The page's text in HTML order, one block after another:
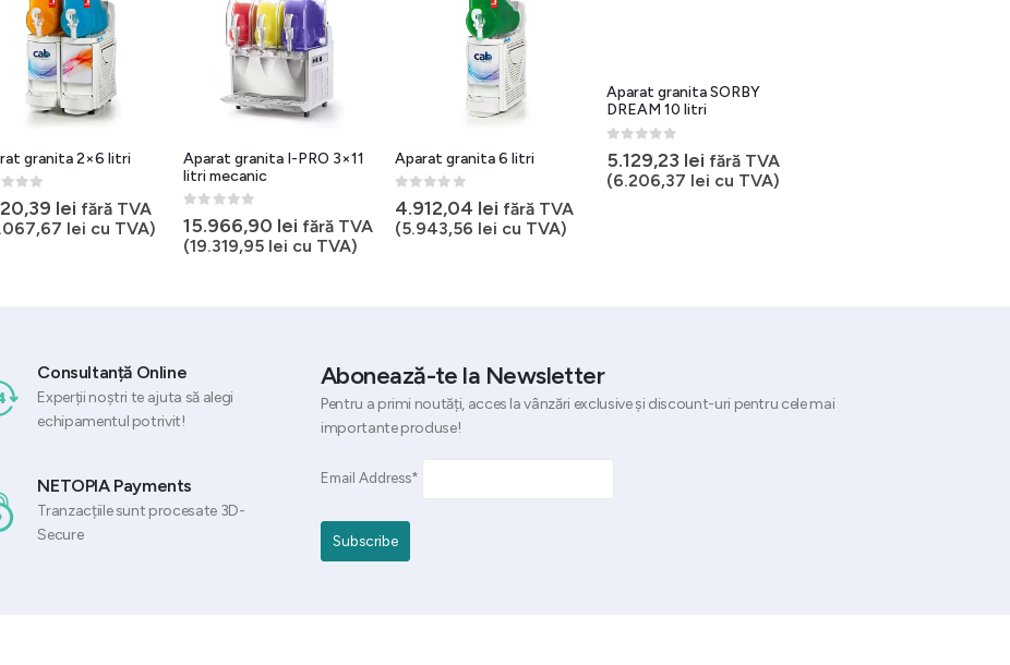
granita 2×6 litri
of 5 lei fără TVA
lei cu TVA)
Aparat granita I-PRO 3×11
litri mecanic
0 out of 5
15.966,90 lei fără TVA
(19.319,95 lei cu TVA)
Aparat granita 6 litri
0out of 5
4.912,04 lei fără TVA
(5.943,56 lei cu TVA)
Aparat granita SORBY
DREAM 10 litri
5.129,23 lei fără TVA
(6.206,37 lei cu TVA)
Consultanță Online
Experții noștri te ajuta să alegi
echipamentul potrivit!
NETOPIA Payments
Tranzacțiile sunt procesate 3D-
Secure
Abonează-te la Newsletter
Pentru a primi noutăți, acces la vânzări exclusive și discount-uri pentru cele mai
importante produse!
Email Address*